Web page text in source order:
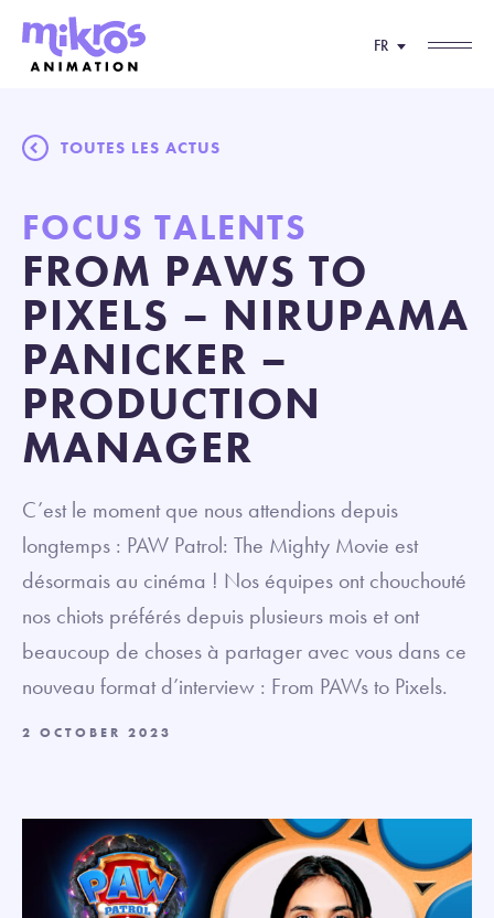
FR
TOUTES LES ACTUS
FOCUS TALENTS
FROM PAWS TO
PIXELS – NIRUPAMA
PANICKER –
PRODUCTION
MANAGER
C’est le moment que nous attendions depuis
longtemps : PAW Patrol: The Mighty Movie est
désormais au cinéma ! Nos équipes ont chouchouté
nos chiots préférés depuis plusieurs mois et ont
beaucoup de choses à partager avec vous dans ce
nouveau format d’interview : From PAWs to Pixels.
2 OCTOBER 2023